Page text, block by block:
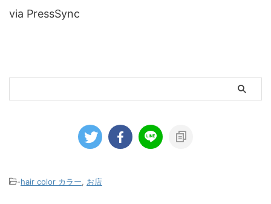
via PressSync
-hair color カラー, お店